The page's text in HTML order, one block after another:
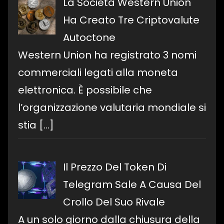
Ha Creato Tre Criptovalute
Autoctone
Western Union ha registrato 3 nomi
commerciali legati alla moneta
elettronica. È possibile che
l’organizzazione valutaria mondiale si
stia […]
Il Prezzo Del Token Di
Telegram Sale A Causa Del
Crollo Del Suo Rivale
A un solo giorno dalla chiusura della